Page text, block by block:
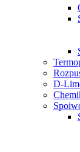
D-